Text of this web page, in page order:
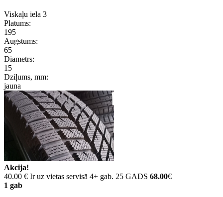
Viskaļu iela 3
Platums:
195
Augstums:
65
Diametrs:
15
Dziļums, mm:
jauna
Akcija!
40.00 € Ir uz vietas servisā 4+ gab. 25 GADS 68.00€
1 gab